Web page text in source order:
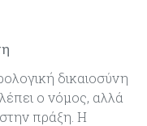
δικαιοσύνη
ο νόμος, αλλά
πράξη. Η